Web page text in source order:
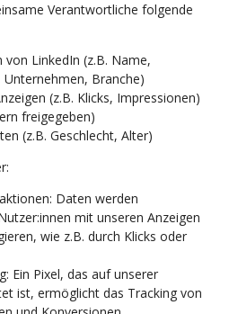
Verantwortliche folgende
LinkedIn (z.B. Name,
Branche)
(z.B. Klicks, Impressionen)
freigegeben)
(z.B. Geschlecht, Alter)
Daten werden
mit unseren Anzeigen
wie z.B. durch Klicks oder
Ein Pixel, das auf unserer
ist, ermöglicht das Tracking von